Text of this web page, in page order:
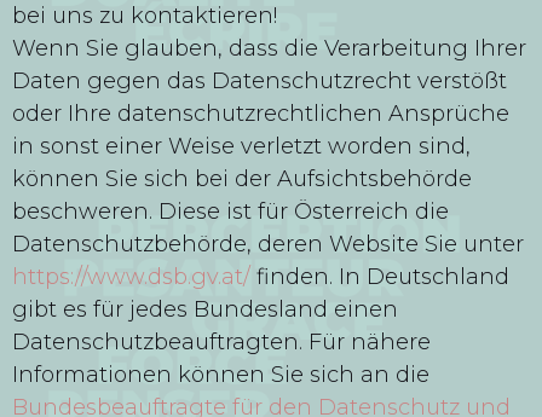
bei uns zu kontaktieren!
Wenn Sie glauben, dass die Verarbeitung Ihrer
Daten gegen das Datenschutzrecht verstößt
oder Ihre datenschutzrechtlichen Ansprüche
in sonst einer Weise verletzt worden sind,
können Sie sich bei der Aufsichtsbehörde
beschweren. Diese ist für Österreich die
Datenschutzbehörde, deren Website Sie unter
https://www.dsb.gv.at/ finden. In Deutschland
gibt es für jedes Bundesland einen
Datenschutzbeauftragten. Für nähere
Informationen können Sie sich an die
Bundesbeauftragte für den Datenschutz und